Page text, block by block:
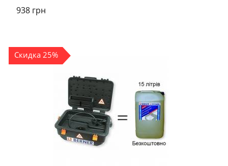
938 грн
Скидка 25%